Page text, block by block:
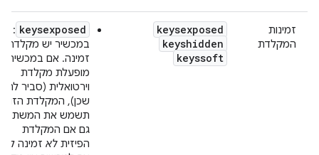
זמינות
המקלדת
keysexposed
keyshidden
keyssoft
keysexposed
:
במכשיר יש מקלדת
זמינה. אם במכשיר
מופעלת מקלדת
וירטואלית (סביר
שכן), המקלדת הזו
תשמש את
גם אם המקלדת
הפיזית לא זמינה לו